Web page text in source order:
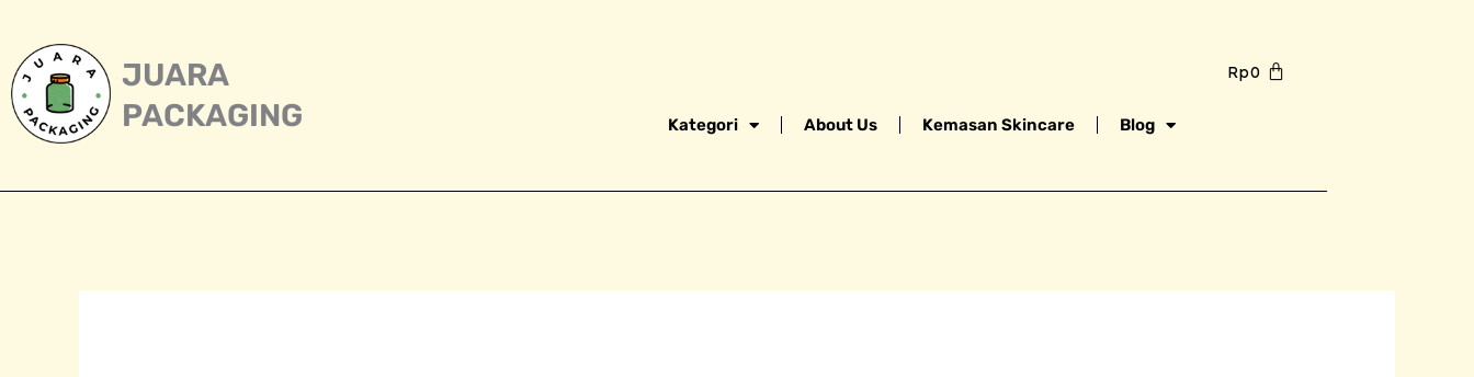
content
JUARA
PACKAGING
Rp0
Kategori About Us Kemasan Skincare Blog